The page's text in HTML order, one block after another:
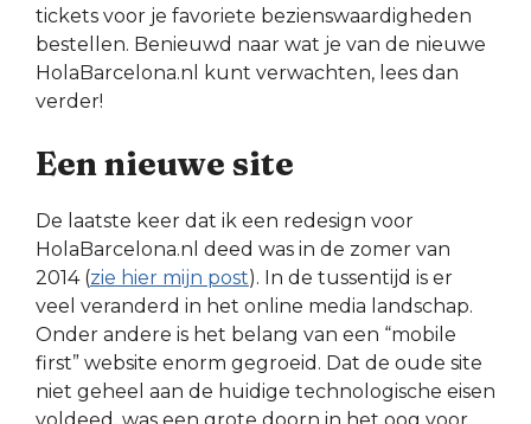
tickets voor je favoriete bezienswaardigheden
bestellen. Benieuwd naar wat je van de nieuwe
HolaBarcelona.nl kunt verwachten, lees dan
verder!
Een nieuwe site
De laatste keer dat ik een redesign voor
HolaBarcelona.nl deed was in de zomer van
2014 (zie hier mijn post). In de tussentijd is er
veel veranderd in het online media landschap.
Onder andere is het belang van een “mobile
first” website enorm gegroeid. Dat de oude site
niet geheel aan de huidige technologische eisen